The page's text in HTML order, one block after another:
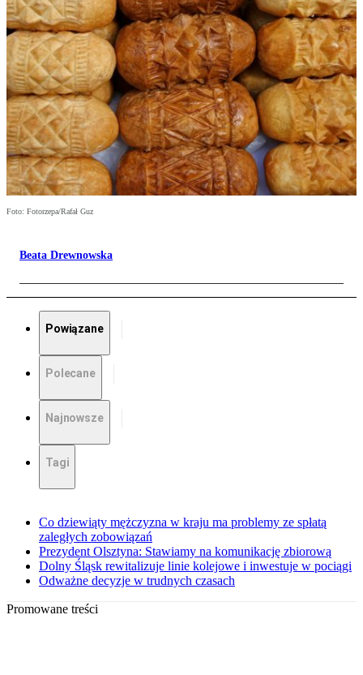
Foto: Fotorzepa/Rafał Guz
Beata Drewnowska
Powiązane
Polecane
Najnowsze
Tagi
Co dziewiąty mężczyzna w kraju ma problemy ze spłatą
zaległych zobowiązań
Prezydent Olsztyna: Stawiamy na komunikację zbiorową
Dolny Śląsk rewitalizuje linie kolejowe i inwestuje w pociągi
Odważne decyzje w trudnych czasach
Promowane treści